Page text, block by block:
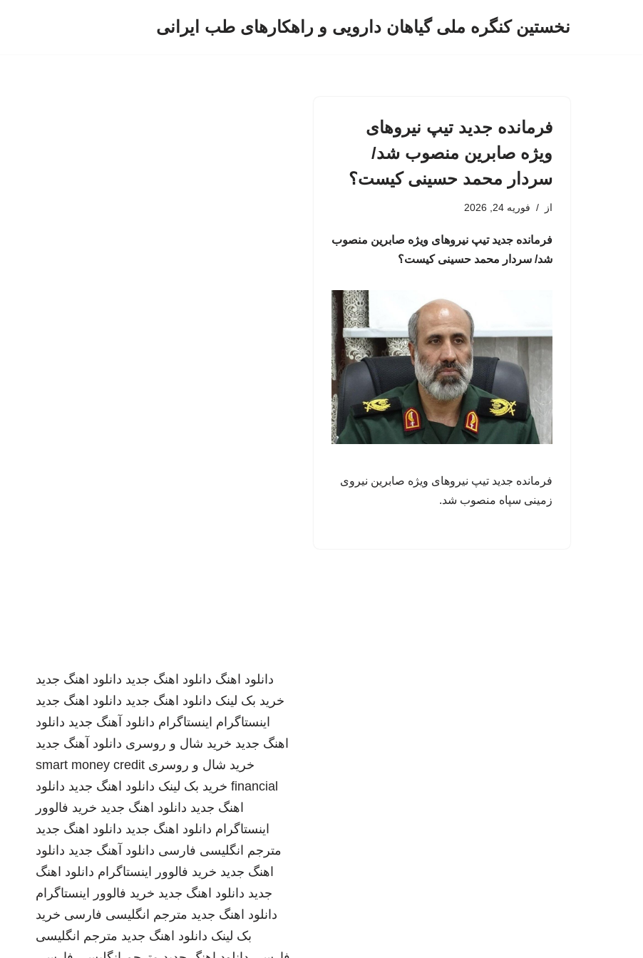
نخستین کنگره ملی گیاهان دارویی و راهکارهای طب ایرانی
فرمانده جدید تیپ نیروهای
ویژه صابرین منصوب شد/
سردار محمد حسینی کیست؟
از فوریه 24, 2026
فرمانده جدید تیپ نیروهای ویژه صابرین منصوب
شد/ سردار محمد حسینی کیست؟
فرمانده جدید تیپ نیروهای ویژه صابرین نیروی
زمینی سپاه منصوب شد.
دانلود اهنگ دانلود اهنگ جدید دانلود اهنگ جدید
خرید بک لینک دانلود اهنگ جدید دانلود اهنگ جدید
اینستاگرام اینستاگرام دانلود آهنگ جدید دانلود
اهنگ جدید خرید شال و روسری دانلود آهنگ جدید
خرید شال و روسری smart money credit
financial خرید بک لینک دانلود اهنگ جدید دانلود
اهنگ جدید دانلود اهنگ جدید خرید فالوور
اینستاگرام دانلود اهنگ جدید دانلود اهنگ جدید
مترجم انگلیسی فارسی دانلود آهنگ جدید دانلود
اهنگ جدید خرید فالوور اینستاگرام دانلود اهنگ
جدید دانلود اهنگ جدید خرید فالوور اینستاگرام
دانلود اهنگ جدید مترجم انگلیسی فارسی خرید
بک لینک دانلود اهنگ جدید مترجم انگلیسی